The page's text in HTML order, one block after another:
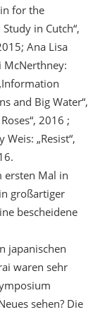
for the
in Cutch“,
Ana Lisa
McNerthney:
and Big Water“,
2016 ;
„Resist“,
ersten Mal in
großartiger
bescheidene
japanischen
waren sehr
sehen? Die